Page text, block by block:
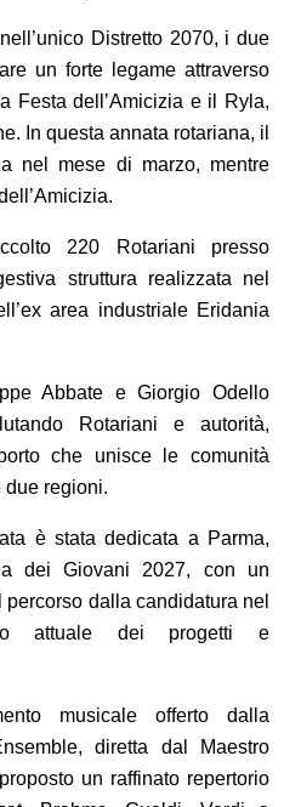
’unico Distretto 2070, i due
un forte legame attraverso
Festa dell ’Amicizia e il Ryla,
In questa annata rotariana, il
nel mese di marzo, mentre
’Amicizia.
220 Rotariani presso
struttura realizzata nel
’ex area industriale Eridania
Abbate e Giorgio Odello
Rotariani e autorità,
che unisce le comunità
due regioni.
è stata dedicata a Parma,
dei Giovani 2027, con un
dalla candidatura nel
attuale dei progetti e
musicale offerto dalla
diretta dal Maestro
un raffinato repertorio